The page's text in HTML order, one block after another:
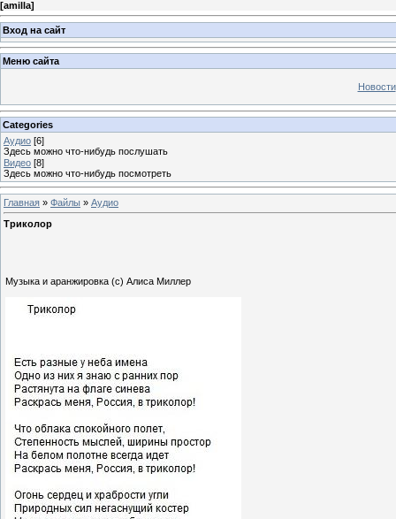
[amilla]
Вход на сайт
Меню сайта
Новости
Categories
Аудио [6]
Здесь можно что-нибудь послушать
Видео [8]
Здесь можно что-нибудь посмотреть
Главная » Файлы » Аудио
Триколор
Музыка и аранжировка (с) Алиса Миллер